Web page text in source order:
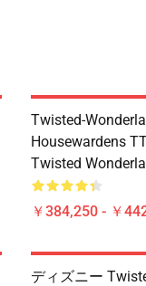
Twisted-
Housewardens
Twisted
￥384,250 - ￥
ディズニー